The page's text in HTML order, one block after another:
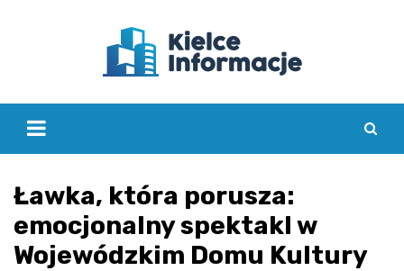
Ławka, która porusza:
emocjonalny spektakl w
Wojewódzkim Domu Kultury